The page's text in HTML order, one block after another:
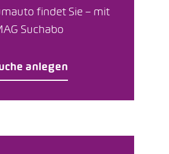
findet Sie – mit
Suchabo
anlegen